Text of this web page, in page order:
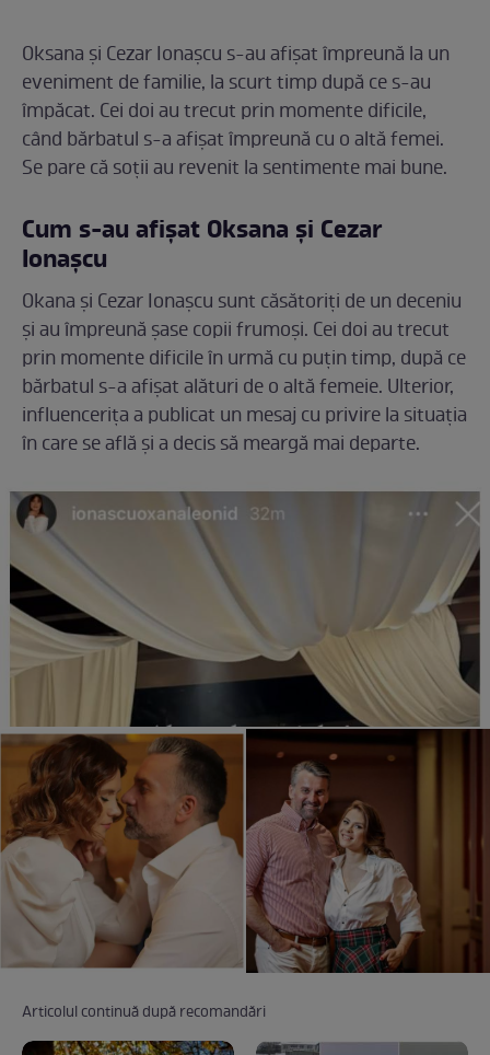
Oksana și Cezar Ionașcu s-au afișat împreună la un
eveniment de familie, la scurt timp după ce s-au
împăcat. Cei doi au trecut prin momente dificile,
când bărbatul s-a afișat împreună cu o altă femei.
Se pare că soții au revenit la sentimente mai bune.
Cum s-au afișat Oksana și Cezar
Ionașcu
Okana și Cezar Ionașcu sunt căsătoriți de un deceniu
și au împreună șase copii frumoși. Cei doi au trecut
prin momente dificile în urmă cu puțin timp, după ce
bărbatul s-a afișat alături de o altă femeie. Ulterior,
influencerița a publicat un mesaj cu privire la situația
în care se află și a decis să meargă mai departe.
Articolul continuă după recomandări